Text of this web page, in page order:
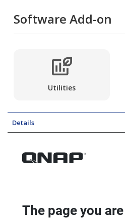
Software Add-on
Utilities
Details